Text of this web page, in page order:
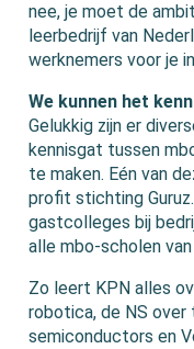
nee, je moet de
leerbedrijf van
werknemers voor je
We kunnen het
Gelukkig zijn er
kennisgat tussen
te maken. Eén van
profit stichting
gastcolleges bij
alle mbo-scholen
Zo leert KPN alles
robotica, de NS
semiconductors en